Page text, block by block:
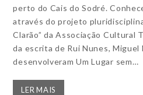
perto do Cais do Sodré.
através do projeto
Clarão” da Associação Cultural
da escrita de Rui Nunes, Miguel
desenvolveram Um Lugar sem…
LER MAIS